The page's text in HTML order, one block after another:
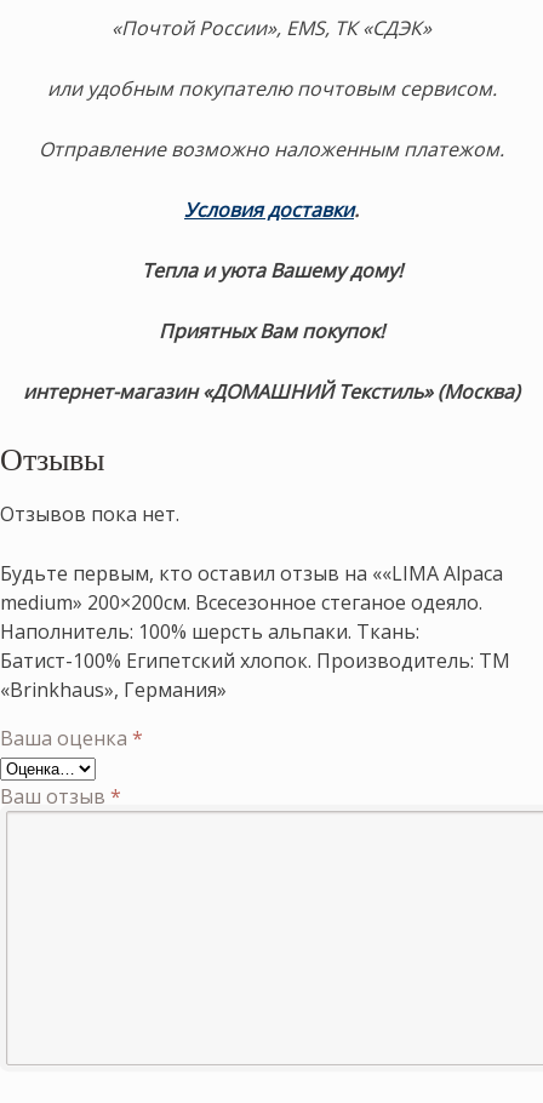
«Почтой России», EMS, ТК «СДЭК»
или удобным покупателю почтовым сервисом.
Отправление возможно наложенным платежом.
Условия доставки.
Тепла и уюта Вашему дому!
Приятных Вам покупок!
интернет-магазин «ДОМАШНИЙ Текстиль» (Москва)
Отзывы
Отзывов пока нет.
Будьте первым, кто оставил отзыв на ««LIMA Alpaca
medium» 200×200см. Всесезонное стеганое одеяло.
Наполнитель: 100% шерсть альпаки. Ткань:
Батист-100% Египетский хлопок. Производитель: ТМ
«Brinkhaus», Германия»
Ваша оценка *
Ваш отзыв *